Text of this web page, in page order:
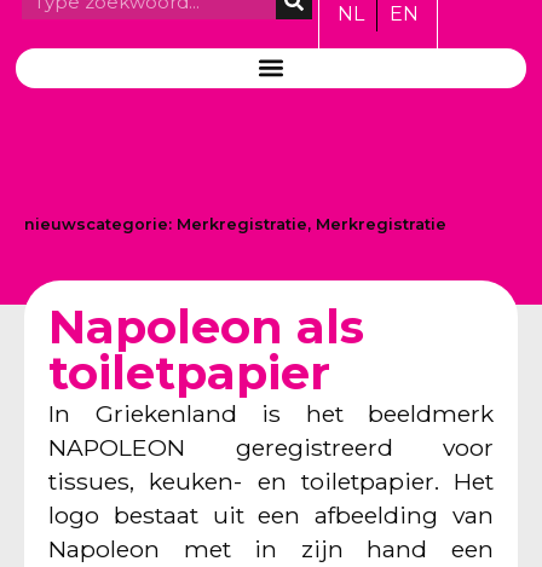
NL EN
nieuwscategorie: Merkregistratie, Merkregistratie
Napoleon als
toiletpapier
In Griekenland is het beeldmerk
NAPOLEON geregistreerd voor
tissues, keuken- en toiletpapier. Het
logo bestaat uit een afbeelding van
Napoleon met in zijn hand een